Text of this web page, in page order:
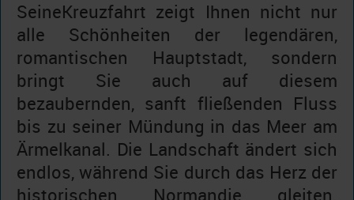
SeineKreuzfahrt zeigt Ihnen nicht nur
alle Schönheiten der legendären,
romantischen Hauptstadt, sondern
bringt Sie auch auf diesem
bezaubernden, sanft fließenden Fluss
bis zu seiner Mündung in das Meer am
Ärmelkanal. Die Landschaft ändert sich
endlos, während Sie durch das Herz der
historischen Normandie gleiten.